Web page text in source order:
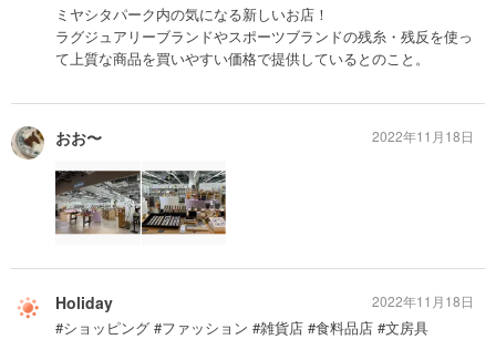
ミヤシタパーク内の気になる新しいお店！
ラグジュアリーブランドやスポーツブランドの残糸・残反を使っ
て上質な商品を買いやすい価格で提供しているとのこと。
おお〜 2022年11月18日
Holiday
#ショッピング #ファッション #雑貨店 #食料品店 #文房具
2022年11月18日